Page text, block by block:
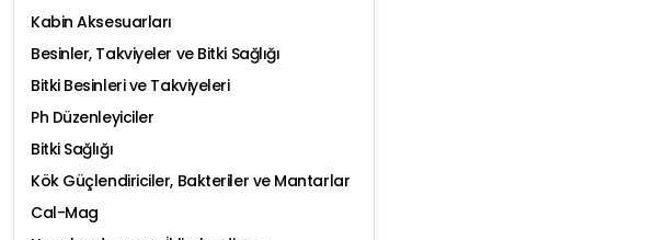
Kabin Aksesuarları
Besinler, Takviyeler ve Bitki Sağlığı
Bitki Besinleri ve Takviyeleri
Ph Düzenleyiciler
Bitki Sağlığı
Kök Güçlendiriciler, Bakteriler ve Mantarlar
Cal-Mag